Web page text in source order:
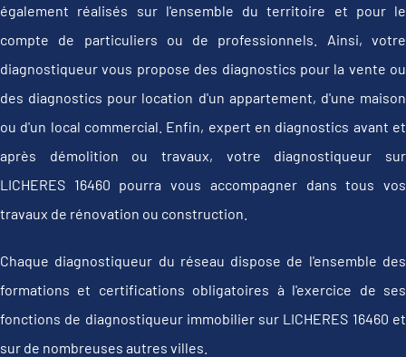
également réalisés sur l'ensemble du territoire et pour le
compte de particuliers ou de professionnels. Ainsi, votre
diagnostiqueur vous propose des diagnostics pour la vente ou
des diagnostics pour location d'un appartement, d'une maison
ou d'un local commercial. Enfin, expert en diagnostics avant et
après démolition ou travaux, votre diagnostiqueur sur
LICHERES 16460 pourra vous accompagner dans tous vos
travaux de rénovation ou construction.
Chaque diagnostiqueur du réseau dispose de l'ensemble des
formations et certifications obligatoires à l'exercice de ses
fonctions de diagnostiqueur immobilier sur LICHERES 16460 et
sur de nombreuses autres villes.